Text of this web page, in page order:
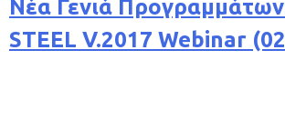
Νέα Γενιά
STEEL V.2017 Webinar